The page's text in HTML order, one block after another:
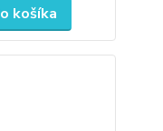
košíka